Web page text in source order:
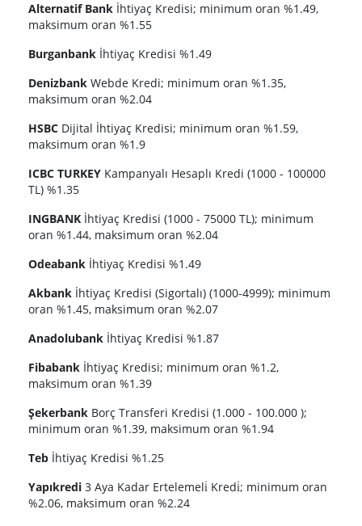
Alternatif Bank İhtiyaç Kredisi; minimum oran %1.49,
maksimum oran %1.55
Burganbank İhtiyaç Kredisi %1.49
Denizbank Webde Kredi; minimum oran %1.35,
maksimum oran %2.04
HSBC Dijital İhtiyaç Kredisi; minimum oran %1.59,
maksimum oran %1.9
ICBC TURKEY Kampanyalı Hesaplı Kredi (1000 - 100000
TL) %1.35
INGBANK İhtiyaç Kredisi (1000 - 75000 TL); minimum
oran %1.44, maksimum oran %2.04
Odeabank İhtiyaç Kredisi %1.49
Akbank İhtiyaç Kredisi (Sigortalı) (1000-4999); minimum
oran %1.45, maksimum oran %2.07
Anadolubank İhtiyaç Kredisi %1.87
Fibabank İhtiyaç Kredisi; minimum oran %1.2,
maksimum oran %1.39
Şekerbank Borç Transferi Kredisi (1.000 - 100.000 );
minimum oran %1.39, maksimum oran %1.94
Teb İhtiyaç Kredisi %1.25
Yapıkredi 3 Aya Kadar Ertelemeli̇ Kredi̇; minimum oran
%2.06, maksimum oran %2.24